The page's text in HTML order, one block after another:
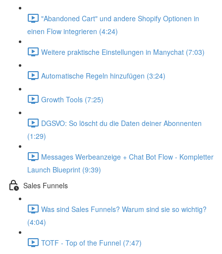
"Abandoned Cart" und andere Shopify Optionen in
einen Flow integrieren (4:24)
Weitere praktische Einstellungen in Manychat (7:03)
Automatische Regeln hinzufügen (3:24)
Growth Tools (7:25)
DGSVO: So löscht du die Daten deiner Abonnenten
(1:29)
Messages Werbeanzeige + Chat Bot Flow - Kompletter
Launch Blueprint (9:39)
Sales Funnels
Was sind Sales Funnels? Warum sind sie so wichtig?
(4:04)
TOTF - Top of the Funnel (7:47)